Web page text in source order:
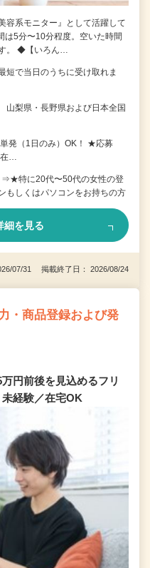
容系モニター』として活躍して
は5分〜10分程度。空いた時間
。 ◆【いろん…
で当日のうちに受け取れま
梨県・長野県および日本全国
発（1日のみ）OK！ ★応募
在…
⇒★特に20代〜50代の女性の登
しくはパソコンをお持ちの方
細を見る
07/31 掲載終了日： 2026/08/24
・商品登録および発
円前後を見込めるフリ
経験／在宅OK